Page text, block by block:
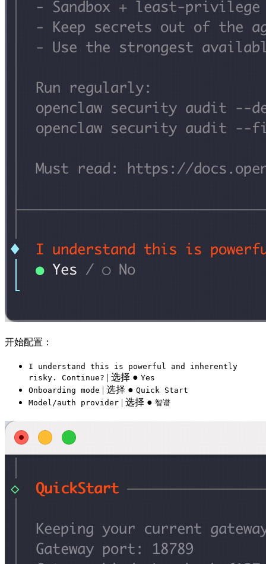
开始配置：
I understand this is powerful and inherently
risky. Continue? | 选择 ● Yes
Onboarding mode | 选择 ● Quick Start
Model/auth provider | 选择 ● 智谱